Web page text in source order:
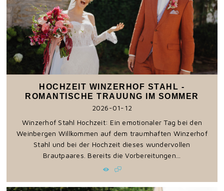
HOCHZEIT WINZERHOF STAHL -
ROMANTISCHE TRAUUNG IM SOMMER
2026-01-12
Winzerhof Stahl Hochzeit: Ein emotionaler Tag bei den
Weinbergen Willkommen auf dem traumhaften Winzerhof
Stahl und bei der Hochzeit dieses wundervollen
Brautpaares. Bereits die Vorbereitungen...